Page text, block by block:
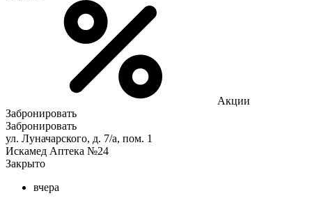
Акции
Забронировать
Забронировать
ул. Луначарского, д. 7/а, пом. 1
Искамед Аптека №24
Закрыто
вчера